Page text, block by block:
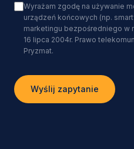
Wyrażam zgodę na używanie
urządzeń końcowych (np.
marketingu bezpośredniego w
16 lipca 2004r. Prawo
Pryzmat.
Wyślij zapytanie